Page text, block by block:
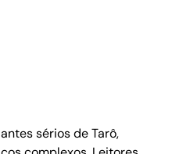
sérios de Tarô,